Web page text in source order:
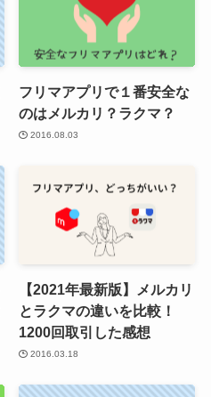
フリマアプリで１番安全な
のはメルカリ？ラクマ？
2016.08.03
【2021年最新版】メルカリ
とラクマの違いを比較！
1200回取引した感想
2016.03.18